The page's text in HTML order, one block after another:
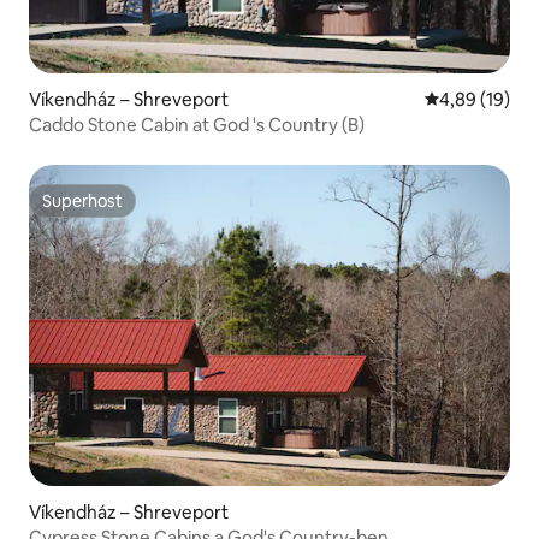
Víkendház – Shreveport Átlagos
4,89 (19)
Caddo Stone Cabin at God 's Country (B)
Superhost
Superhost
Víkendház – Shreveport